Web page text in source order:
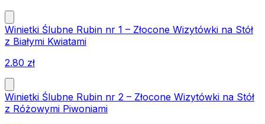
Winietki Ślubne Rubin nr 1 – Złocone Wizytówki na Stół
z Białymi Kwiatami
2.80 zł
Winietki Ślubne Rubin nr 2 – Złocone Wizytówki na Stół
z Różowymi Piwoniami